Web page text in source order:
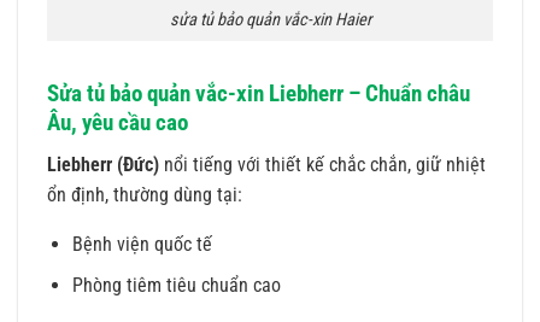
sửa tủ bảo quản vắc-xin Haier
Sửa tủ bảo quản vắc-xin Liebherr – Chuẩn châu
Âu, yêu cầu cao
Liebherr (Đức) nổi tiếng với thiết kế chắc chắn, giữ nhiệt
ổn định, thường dùng tại:
Bệnh viện quốc tế
Phòng tiêm tiêu chuẩn cao